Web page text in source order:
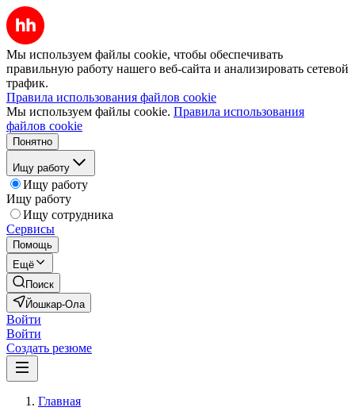
Мы используем файлы cookie, чтобы обеспечивать
правильную работу нашего веб-сайта и анализировать сетевой
трафик.
Правила использования файлов cookie
Мы используем файлы cookie. Правила использования
файлов cookie
Понятно
Ищу работу
Ищу работу
Ищу работу
Ищу сотрудника
Сервисы
Помощь
Ещё
Поиск
Йошкар-Ола
Войти
Войти
Создать резюме
Главная